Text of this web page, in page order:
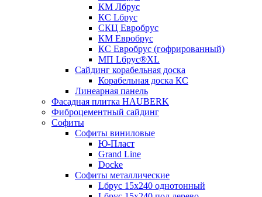
КМ Лбрус
КС Lбрус
СКЦ Евробрус
КМ Евробрус
КС Евробрус (гофрированный)
МП Lбрус®XL
Сайдинг корабельная доска
Корабельная доска КС
Линеарная панель
Фасадная плитка HAUBERK
Фиброцементный сайдинг
Софиты
Софиты виниловые
Ю-Пласт
Grand Line
Docke
Софиты металлические
Lбрус 15x240 однотонный